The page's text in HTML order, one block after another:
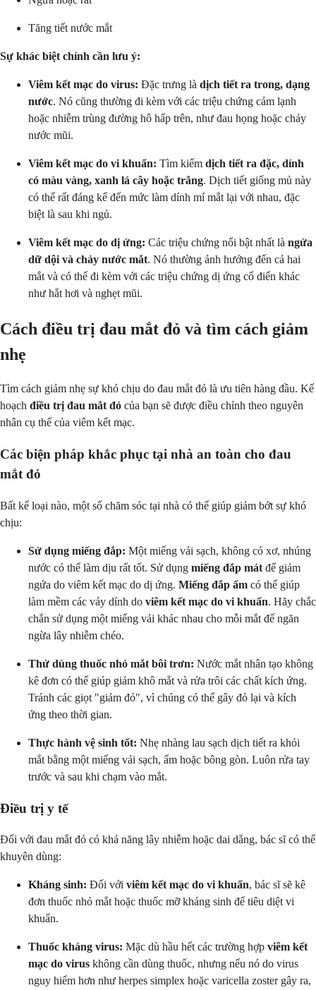
Tăng tiết nước mắt
Sự khác biệt chính cần lưu ý:
Viêm kết mạc do virus: Đặc trưng là dịch tiết ra trong, dạng
nước. Nó cũng thường đi kèm với các triệu chứng cảm lạnh
hoặc nhiễm trùng đường hô hấp trên, như đau họng hoặc chảy
nước mũi.
Viêm kết mạc do vi khuẩn: Tìm kiếm dịch tiết ra đặc, dính
có màu vàng, xanh lá cây hoặc trắng. Dịch tiết giống mủ này
có thể rất đáng kể đến mức làm dính mí mắt lại với nhau, đặc
biệt là sau khi ngủ.
Viêm kết mạc do dị ứng: Các triệu chứng nổi bật nhất là ngứa
dữ dội và chảy nước mắt. Nó thường ảnh hưởng đến cả hai
mắt và có thể đi kèm với các triệu chứng dị ứng cổ điển khác
như hắt hơi và nghẹt mũi.
Cách điều trị đau mắt đỏ và tìm cách giảm
nhẹ
Tìm cách giảm nhẹ sự khó chịu do đau mắt đỏ là ưu tiên hàng đầu. Kế
hoạch điều trị đau mắt đỏ của bạn sẽ được điều chỉnh theo nguyên
nhân cụ thể của viêm kết mạc.
Các biện pháp khắc phục tại nhà an toàn cho đau
mắt đỏ
Bất kể loại nào, một số chăm sóc tại nhà có thể giúp giảm bớt sự khó
chịu:
Sử dụng miếng đắp: Một miếng vải sạch, không có xơ, nhúng
nước có thể làm dịu rất tốt. Sử dụng miếng đắp mát để giảm
ngứa do viêm kết mạc do dị ứng. Miếng đắp ấm có thể giúp
làm mềm các vảy dính do viêm kết mạc do vi khuẩn. Hãy chắc
chắn sử dụng một miếng vải khác nhau cho mỗi mắt để ngăn
ngừa lây nhiễm chéo.
Thử dùng thuốc nhỏ mắt bôi trơn: Nước mắt nhân tạo không
kê đơn có thể giúp giảm khô mắt và rửa trôi các chất kích ứng.
Tránh các giọt "giảm đỏ", vì chúng có thể gây đỏ lại và kích
ứng theo thời gian.
Thực hành vệ sinh tốt: Nhẹ nhàng lau sạch dịch tiết ra khỏi
mắt bằng một miếng vải sạch, ẩm hoặc bông gòn. Luôn rửa tay
trước và sau khi chạm vào mắt.
Điều trị y tế
Đối với đau mắt đỏ có khả năng lây nhiễm hoặc dai dẳng, bác sĩ có thể
khuyên dùng:
Kháng sinh: Đối với viêm kết mạc do vi khuẩn, bác sĩ sẽ kê
đơn thuốc nhỏ mắt hoặc thuốc mỡ kháng sinh để tiêu diệt vi
khuẩn.
Thuốc kháng virus: Mặc dù hầu hết các trường hợp viêm kết
mạc do virus không cần dùng thuốc, nhưng nếu nó do virus
nguy hiểm hơn như herpes simplex hoặc varicella zoster gây ra,